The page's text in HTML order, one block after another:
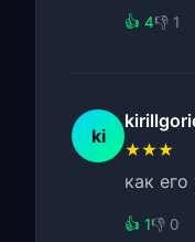
👍 4👎 1
ki
★★★
как
👍 1👎 0